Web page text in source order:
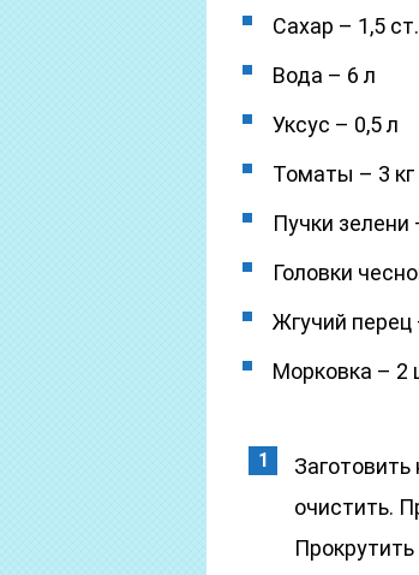
Сахар – 1,5 ст.
Вода – 6 л
Уксус – 0,5 л
Томаты – 3 кг
Пучки зелени
Головки
Жгучий перец
Морковка – 2
очистить.
Прокрутить